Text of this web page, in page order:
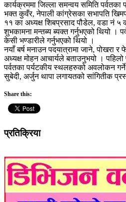
कार्यक्रममा जिल्ला समन्वय समिति
भक्त कुवँर, नेपाली कांग्रेसका सभापति
११ का अध्यक्ष शिबप्रसाद पौडेल, वडा नं ५
शुभकामना मन्तब्य ब्यक्त गर्नुभएको थियो ।
केसी भण्डारीले गर्नुभएको थियो ।
नयाँ बर्ष मनाउन पदयात्रामा जाने,
अध्यक्ष मोहन आचार्यले बताउनुभयो ।
पर्वतका पर्यटकीय स्थलहरुको अवलोकन
सुबेदी, अर्जुन थापा लगायतको सांगितीक
Share this:
प्रतिक्रिया